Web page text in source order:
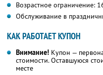
Возрастное ограничение:
Обслуживание в
КАК РАБОТАЕТ КУПОН
Внимание! Купон —
стоимости. Оставшуюся
месте